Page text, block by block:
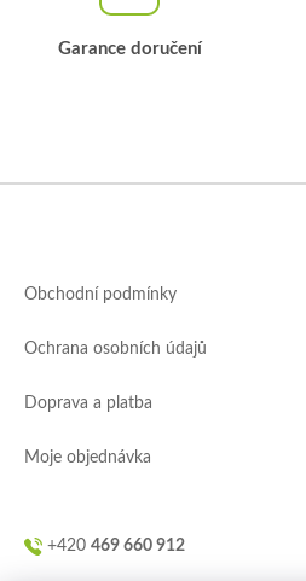
Garance doručení
Obchodní podmínky
Ochrana osobních údajů
Doprava a platba
Moje objednávka
+420 469 660 912